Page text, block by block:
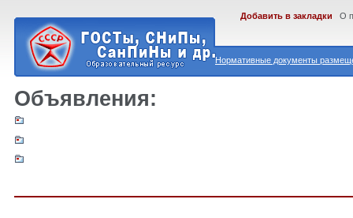
Нормативные документы
Добавить в закладки О
Объявления: